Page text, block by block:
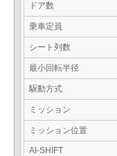
ドア数
乗車定員
シート列数
最小回転半径
駆動方式
ミッション
ミッション位置
AI-SHIFT